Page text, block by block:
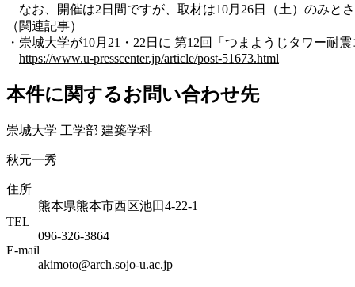
なお、開催は2日間ですが、取材は10月26日（土）のみと
（関連記事）
・崇城大学が10月21・22日に 第12回「つまようじタワー耐
https://www.u-presscenter.jp/article/post-51673.html
本件に関するお問い合わせ先
崇城大学 工学部 建築学科
秋元一秀
住所
熊本県熊本市西区池田4-22-1
TEL
096-326-3864
E-mail
akimoto@arch.sojo-u.ac.jp